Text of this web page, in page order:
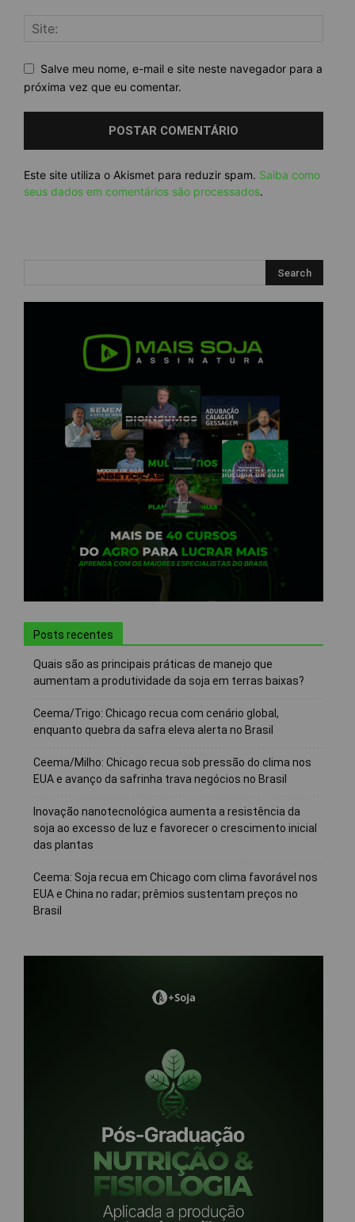
Salve meu nome, e-mail e site neste navegador para a
próxima vez que eu comentar.
Este site utiliza o Akismet para reduzir spam. Saiba como
seus dados em comentários são processados.
Posts recentes
Quais são as principais práticas de manejo que
aumentam a produtividade da soja em terras baixas?
Ceema/Trigo: Chicago recua com cenário global,
enquanto quebra da safra eleva alerta no Brasil
Ceema/Milho: Chicago recua sob pressão do clima nos
EUA e avanço da safrinha trava negócios no Brasil
Inovação nanotecnológica aumenta a resistência da
soja ao excesso de luz e favorecer o crescimento inicial
das plantas
Ceema: Soja recua em Chicago com clima favorável nos
EUA e China no radar; prêmios sustentam preços no
Brasil